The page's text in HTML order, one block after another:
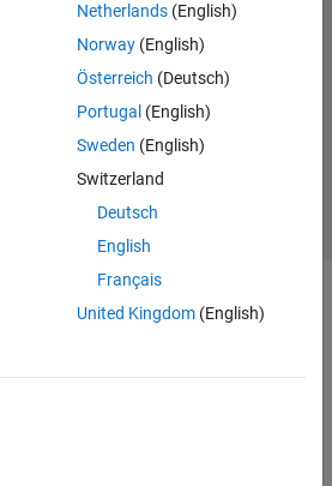
Netherlands(English)
Norway(English)
Österreich (Deutsch)
Portugal (English)
Sweden (English)
Switzerland
Deutsch
English
Français
United Kingdom(English)
Informativa sulla privacy
Contatti
Inc.